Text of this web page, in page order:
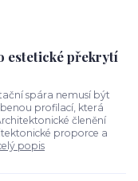
estetické překrytí
spára nemusí být
profilací, která
členění
proporce a
popis